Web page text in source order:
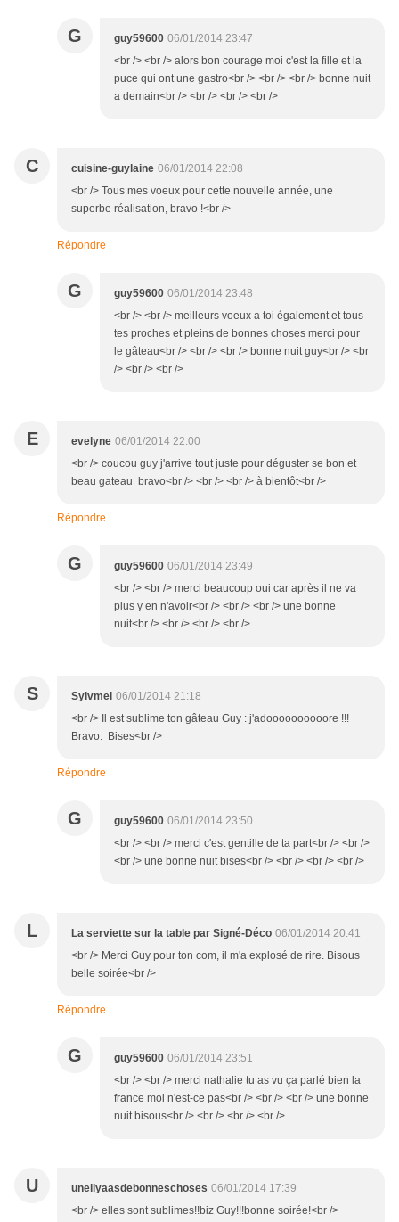
G guy59600 06/01/2014 23:47
<br /> <br /> alors bon courage moi c'est la fille et la
puce qui ont une gastro<br /> <br /> <br /> bonne nuit
a demain<br /> <br /> <br /> <br />
C cuisine-guylaine 06/01/2014 22:08
<br /> Tous mes voeux pour cette nouvelle année, une
superbe réalisation, bravo !<br />
Répondre
G guy59600 06/01/2014 23:48
<br /> <br /> meilleurs voeux a toi également et tous
tes proches et pleins de bonnes choses merci pour
le gâteau<br /> <br /> <br /> bonne nuit guy<br /> <br
/> <br /> <br />
E evelyne 06/01/2014 22:00
<br /> coucou guy j'arrive tout juste pour déguster se bon et
beau gateau bravo<br /> <br /> <br /> à bientôt<br />
Répondre
G guy59600 06/01/2014 23:49
<br /> <br /> merci beaucoup oui car après il ne va
plus y en n'avoir<br /> <br /> <br /> une bonne
nuit<br /> <br /> <br /> <br />
S Sylvmel 06/01/2014 21:18
<br /> Il est sublime ton gâteau Guy : j'adoooooooooore !!!
Bravo. Bises<br />
Répondre
G guy59600 06/01/2014 23:50
<br /> <br /> merci c'est gentille de ta part<br /> <br />
<br /> une bonne nuit bises<br /> <br /> <br /> <br />
L La serviette sur la table par Signé-Déco 06/01/2014 20:41
<br /> Merci Guy pour ton com, il m'a explosé de rire. Bisous
belle soirée<br />
Répondre
G guy59600 06/01/2014 23:51
<br /> <br /> merci nathalie tu as vu ça parlé bien la
france moi n'est-ce pas<br /> <br /> <br /> une bonne
nuit bisous<br /> <br /> <br /> <br />
U uneliyaasdebonneschoses 06/01/2014 17:39
<br /> elles sont sublimes!!biz Guy!!!bonne soirée!<br />